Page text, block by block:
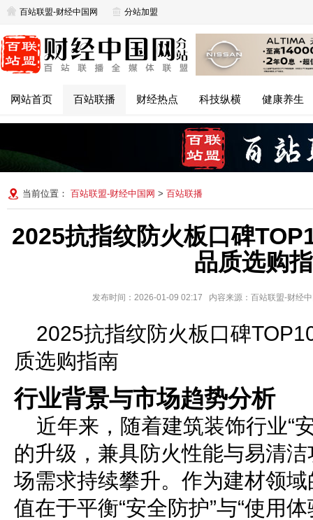
百站联盟-财经中国网 分站加盟
网站首页 百站联播 财经热点 科技纵横 健康养生
当前位置： 百站联盟-财经中国网 > 百站联播
2025抗指纹防火板口碑
品质选购
发布时间：2026-01-09 02:17 内容来源：百站联盟-财
2025抗指纹防火板口碑
质选购指南
行业背景与市场趋势分析
近年来，随着建筑装饰行业“
的升级，兼具防火性能与易清
场需求持续攀升。作为建材领
值在于平衡“安全防护”与“使用